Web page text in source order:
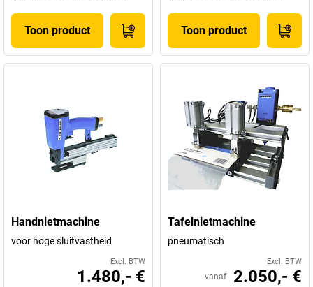
Toon product Toon product
Handnietmachine
voor hoge sluitvastheid
Excl. BTW
1.480,- €
Tafelnietmachine
pneumatisch
Excl. BTW
vanaf 2.050,- €